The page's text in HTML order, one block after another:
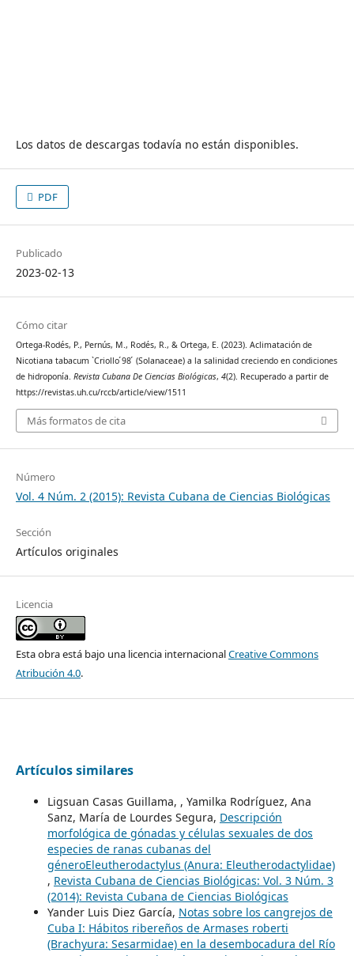
Los datos de descargas todavía no están disponibles.
PDF
Publicado
2023-02-13
Cómo citar
Ortega-Rodés, P., Pernús, M., Rodés, R., & Ortega, E. (2023). Aclimatación de
Nicotiana tabacum `Criollo ́98 ́ (Solanaceae) a la salinidad creciendo en condiciones
de hidroponía. Revista Cubana De Ciencias Biológicas, 4(2). Recuperado a partir de
https://revistas.uh.cu/rccb/article/view/1511
Más formatos de cita
Número
Vol. 4 Núm. 2 (2015): Revista Cubana de Ciencias Biológicas
Sección
Artículos originales
Licencia
Esta obra está bajo una licencia internacionalCreative Commons
Atribución 4.0.
Artículos similares
Ligsuan Casas Guillama, , Yamilka Rodríguez, Ana
Sanz, María de Lourdes Segura, Descripción
morfológica de gónadas y células sexuales de dos
especies de ranas cubanas del
géneroEleutherodactylus (Anura: Eleutherodactylidae)
, Revista Cubana de Ciencias Biológicas: Vol. 3 Núm. 3
(2014): Revista Cubana de Ciencias Biológicas
Yander Luis Diez García, Notas sobre los cangrejos de
Cuba I: Hábitos ribereños de Armases roberti
(Brachyura: Sesarmidae) en la desembocadura del Río